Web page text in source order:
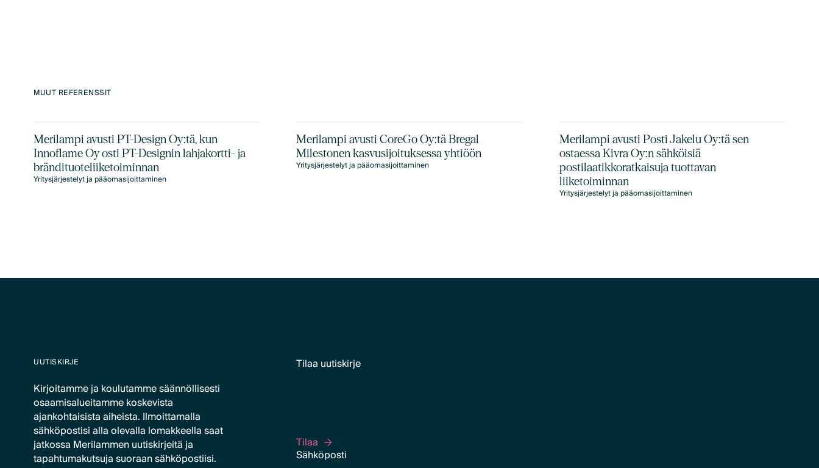
MUUT REFERENSSIT
Merilampi avusti PT-Design Oy:tä, kun
Innoflame Oy osti PT-Designin lahjakortti- ja
brändituoteliiketoiminnan
Yritysjärjestelyt ja pääomasijoittaminen
Merilampi avusti CoreGo Oy:tä Bregal
Milestonen kasvusijoituksessa yhtiöön
Yritysjärjestelyt ja pääomasijoittaminen
Merilampi avusti Posti Jakelu Oy:tä sen
ostaessa Kivra Oy:n sähköisiä
postilaatikkoratkaisuja tuottavan
liiketoiminnan
Yritysjärjestelyt ja pääomasijoittaminen
UUTISKIRJE
Kirjoitamme ja koulutamme säännöllisesti
osaamisalueitamme koskevista
ajankohtaisista aiheista. Ilmoittamalla
sähköpostisi alla olevalla lomakkeella saat
jatkossa Merilammen uutiskirjeitä ja
tapahtumakutsuja suoraan sähköpostiisi.
Tilaa uutiskirje
Tilaa
Tilaa